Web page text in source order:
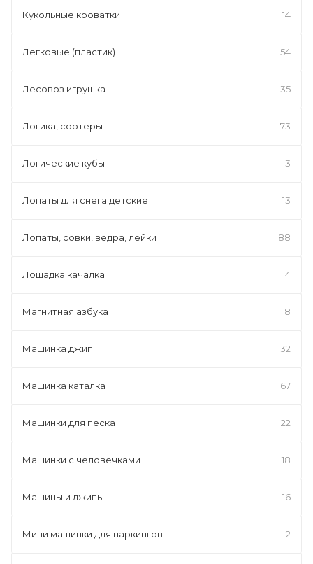
Кукольные кроватки 14
Легковые (пластик) 54
Лесовоз игрушка 35
Логика, сортеры 73
Логические кубы 3
Лопаты для снега детские 13
Лопаты, совки, ведра, лейки 88
Лошадка качалка 4
Магнитная азбука 8
Машинка джип 32
Машинка каталка 67
Машинки для песка 22
Машинки с человечками 18
Машины и джипы 16
Мини машинки для паркингов 2